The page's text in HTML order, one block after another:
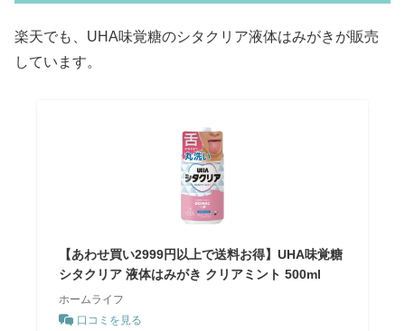
楽天でも、UHA味覚糖のシタクリア液体はみがきが販売
しています。
【あわせ買い2999円以上で送料お得】UHA味覚糖
シタクリア 液体はみがき クリアミント 500ml
ホームライフ
口コミを見る